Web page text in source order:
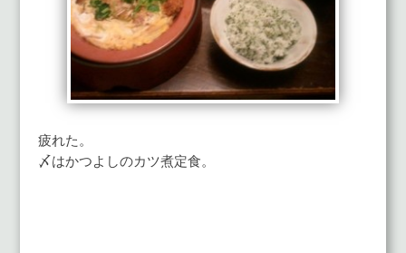
疲れた。
〆はかつよしのカツ煮定食。